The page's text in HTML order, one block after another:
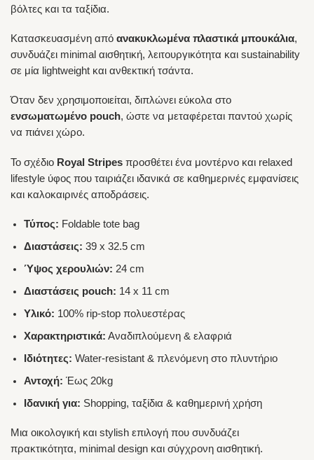
βόλτες και τα ταξίδια.
Κατασκευασμένη από ανακυκλωμένα πλαστικά μπουκάλια,
συνδυάζει minimal αισθητική, λειτουργικότητα και sustainability
σε μία lightweight και ανθεκτική τσάντα.
Όταν δεν χρησιμοποιείται, διπλώνει εύκολα στο
ενσωματωμένο pouch, ώστε να μεταφέρεται παντού χωρίς
να πιάνει χώρο.
Το σχέδιο Royal Stripes προσθέτει ένα μοντέρνο και relaxed
lifestyle ύφος που ταιριάζει ιδανικά σε καθημερινές εμφανίσεις
και καλοκαιρινές αποδράσεις.
Τύπος: Foldable tote bag
Διαστάσεις: 39 x 32.5 cm
Ύψος χερουλιών: 24 cm
Διαστάσεις pouch: 14 x 11 cm
Υλικό: 100% rip-stop πολυεστέρας
Χαρακτηριστικά: Αναδιπλούμενη & ελαφριά
Ιδιότητες: Water-resistant & πλενόμενη στο πλυντήριο
Αντοχή: Έως 20kg
Ιδανική για: Shopping, ταξίδια & καθημερινή χρήση
Μια οικολογική και stylish επιλογή που συνδυάζει
πρακτικότητα, minimal design και σύγχρονη αισθητική.